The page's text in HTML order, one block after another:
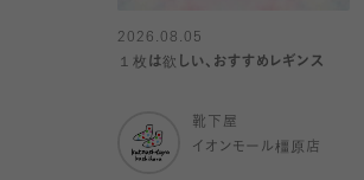
2026.08.05
１枚は欲しい、おすすめレギンス
靴下屋
イオンモール橿原店